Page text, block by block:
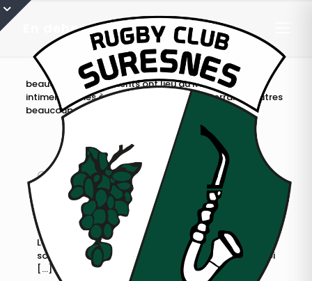
En dehors du terrain
beaucoup d’évènements ont lieu au RCS. Certains
intimement liés à ce qu’il se passe sur le terrain, d’autres
beaucoup, beaucoup moins.
7 juin 2019
Précisions pour le tournoi de
toucher du 8 juin
Le 8 juin, nous vous proposons une après-midi et
soirée sous le signe du rugby. A partir de 15h, tournoi
[…]